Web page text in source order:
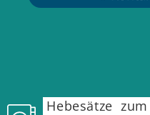
wird die
Die Hebesätze